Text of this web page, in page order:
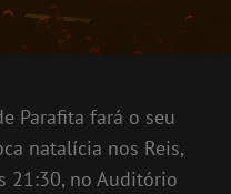
Parafita fará o seu
natalícia nos Reis,
21:30, no Auditório